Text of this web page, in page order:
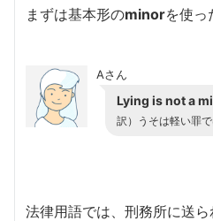
まずは基本形のminorを使っ
Aさん
Lying is not a
訳）うそは軽い罪で
法律用語では、刑務所に送